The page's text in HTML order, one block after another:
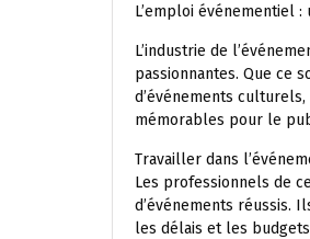
L’emploi événementiel
L’industrie de
passionnantes. Que ce
d’événements
mémorables pour le
Travailler dans
Les professionnels de
d’événements réussis.
les délais et les